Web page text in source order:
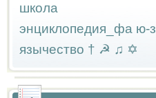
школа
энциклопедия_фа ю-з
язычество † ☭ ♫ ✡